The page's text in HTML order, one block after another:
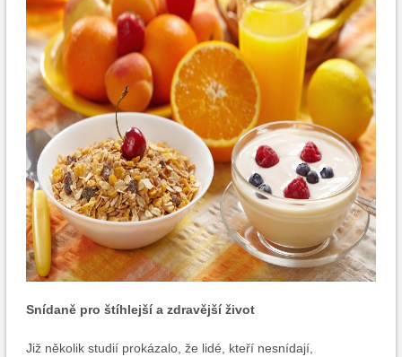
Snídaně pro štíhlejší a zdravější život
Již několik studií prokázalo, že lidé, kteří nesnídají,